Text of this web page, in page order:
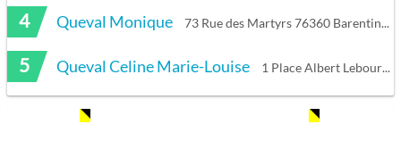
4 Queval Monique 73 Rue des Martyrs 76360 Barentin
5 Queval Celine Marie-Louise 1 Place Albert Lebourg 76360 Barentin